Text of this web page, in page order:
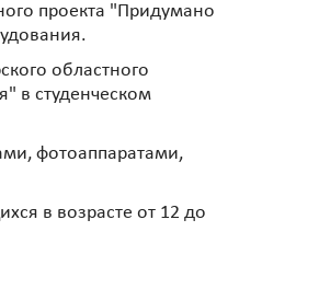
проекта "Придумано
областного
в студенческом
фотоаппаратами,
в возрасте от 12 до